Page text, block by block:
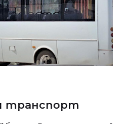
транспорт